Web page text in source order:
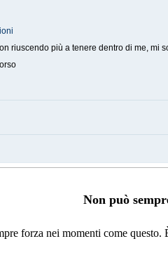
riuscendo più a tenere dentro di me, mi
Non può
forza nei momenti come